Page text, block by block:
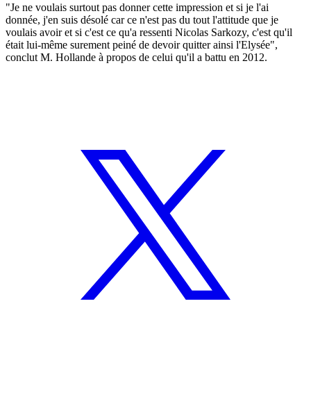
"Je ne voulais surtout pas donner cette impression et si je l'ai
donnée, j'en suis désolé car ce n'est pas du tout l'attitude que je
voulais avoir et si c'est ce qu'a ressenti Nicolas Sarkozy, c'est qu'il
était lui-même surement peiné de devoir quitter ainsi l'Elysée",
conclut M. Hollande à propos de celui qu'il a battu en 2012.